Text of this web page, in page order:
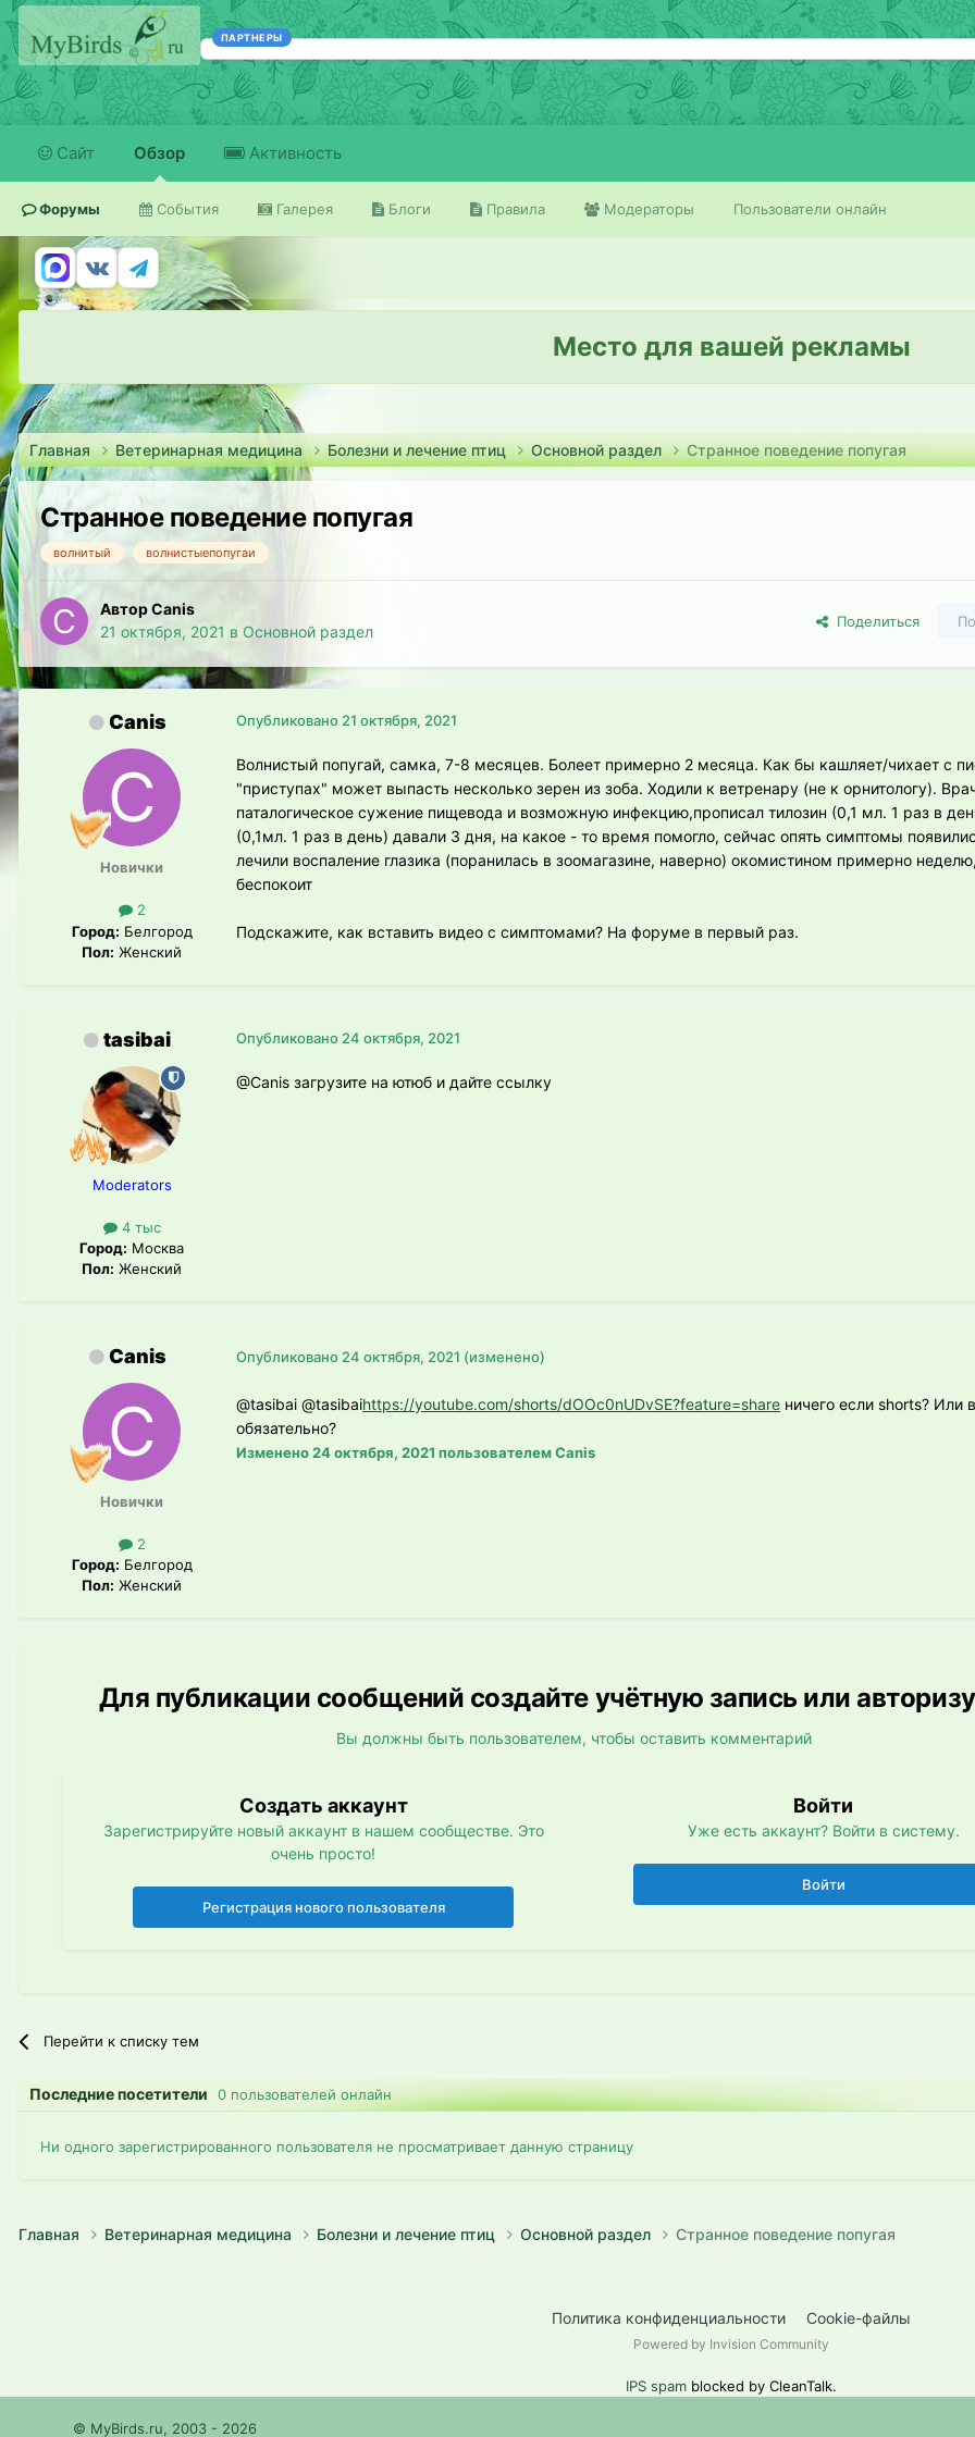
ПАРТНЕРЫ
Сайт Обзор
Форумы События Галерея Блоги Правила Модераторы Пользователи онлайн
Активность
Место для вашей рекламы
Главная Ветеринарная медицина Болезни и лечение птиц Основной раздел Странное поведение попугая
Странное поведение попугая
волнитый волнистыепопугаи
Автор Canis
21 октября, 2021 в Основной раздел
Поделиться
Canis
Новички
2
Город: Белгород
Пол: Женский
Опубликовано 21 октября, 2021
Волнистый попугай, самка, 7-8 месяцев. Болеет примерно 2 месяца. Как бы кашляет/чихает с
"приступах" может выпасть несколько зерен из зоба. Ходили к ветренару (не к орнитологу).
паталогическое сужение пищевода и возможную инфекцию,прописал тилозин (0,1 мл. 1 раз в
(0,1мл. 1 раз в день) давали 3 дня, на какое - то время помогло, сейчас опять симптомы
лечили воспаление глазика (поранилась в зоомагазине, наверно) окомистином примерно
беспокоит
Подскажите, как вставить видео с симптомами? На форуме в первый раз.
tasibai
Moderators
4 тыс
Город: Москва
Пол: Женский
Опубликовано 24 октября, 2021
@Canis загрузите на ютюб и дайте ссылку
Canis
Новички
2
Город: Белгород
Пол: Женский
Опубликовано 24 октября, 2021 (изменено)
@tasibai @tasibaihttps://youtube.com/shorts/dOOc0nUDvSE?feature=share ничего если shorts? Или
обязательно?
Изменено24 октября, 2021 пользователем Canis
Для публикации сообщений создайте учётную запись или
Вы должны быть пользователем, чтобы оставить комментарий
Создать аккаунт
Зарегистрируйте новый аккаунт в нашем сообществе. Это
очень просто!
Регистрация нового пользователя
Войти
Уже есть аккаунт? Войти в систему.
Войти
Перейти к списку тем
Последние посетители 0 пользователей онлайн
Ни одного зарегистрированного пользователя не просматривает данную страницу
Главная Ветеринарная медицина Болезни и лечение птиц Основной раздел Странное поведение попугая
Политика конфиденциальности Cookie-файлы
Powered by Invision Community
IPS spam blocked by CleanTalk.
© MyBirds.ru, 2003 - 2026